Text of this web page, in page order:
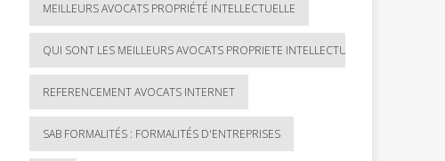
MEILLEURS AVOCATS PROPRIÉTÉ INTELLECTUELLE
QUI SONT LES MEILLEURS AVOCATS PROPRIETE INTELLECTUELLE ?
REFERENCEMENT AVOCATS INTERNET
SAB FORMALITÉS : FORMALITÉS D'ENTREPRISES